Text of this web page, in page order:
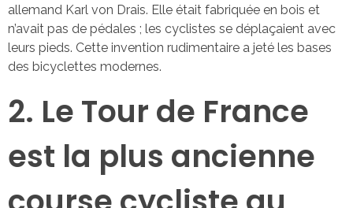
allemand Karl von Drais. Elle était fabriquée en bois et
n’avait pas de pédales ; les cyclistes se déplaçaient avec
leurs pieds. Cette invention rudimentaire a jeté les bases
des bicyclettes modernes.
2. Le Tour de France
est la plus ancienne